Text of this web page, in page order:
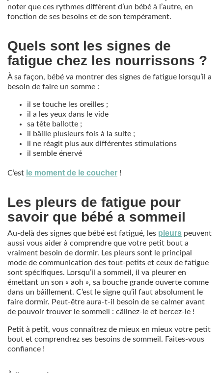
noter que ces rythmes diffèrent d’un bébé à l’autre, en
fonction de ses besoins et de son tempérament.
​​​​​​Quels sont les signes de
fatigue chez les nourrissons ?
À sa façon, bébé va montrer des signes de fatigue lorsqu’il a
besoin de faire un somme :
il se touche les oreilles ;
il a les yeux dans le vide
sa tête ballotte ;
il bâille plusieurs fois à la suite ;
il ne réagit plus aux différentes stimulations
il semble énervé
C’est le moment de le coucher !
Les pleurs de fatigue pour
savoir que bébé a sommeil
Au-delà des signes que bébé est fatigué, les pleurs peuvent
aussi vous aider à comprendre que votre petit bout a
vraiment besoin de dormir. Les pleurs sont le principal
mode de communication des tout-petits et ceux de fatigue
sont spécifiques. Lorsqu’il a sommeil, il va pleurer en
émettant un son « aoh », sa bouche grande ouverte comme
dans un bâillement. C’est le signe qu’il faut absolument le
faire dormir. Peut-être aura-t-il besoin de se calmer avant
de pouvoir trouver le sommeil : câlinez-le et bercez-le !
Petit à petit, vous connaîtrez de mieux en mieux votre petit
bout et comprendrez ses besoins de sommeil. Faites-vous
confiance !